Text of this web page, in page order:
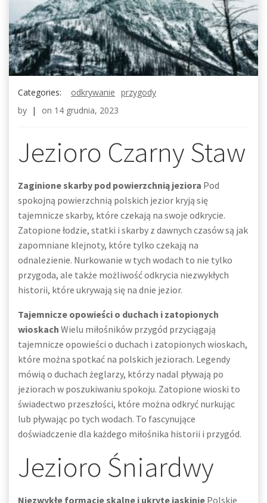
Categories: odkrywanie przygody
by | on 14 grudnia, 2023
Jezioro Czarny Staw
Zaginione skarby pod powierzchnią jeziora Pod
spokojną powierzchnią polskich jezior kryją się
tajemnicze skarby, które czekają na swoje odkrycie.
Zatopione łodzie, statki i skarby z dawnych czasów są jak
zapomniane klejnoty, które tylko czekają na
odnalezienie. Nurkowanie w tych wodach to nie tylko
przygoda, ale także możliwość odkrycia niezwykłych
historii, które ukrywają się na dnie jezior.
Tajemnicze opowieści o duchach i zatopionych
wioskach Wielu miłośników przygód przyciągają
tajemnicze opowieści o duchach i zatopionych wioskach,
które można spotkać na polskich jeziorach. Legendy
mówią o duchach żeglarzy, którzy nadal pływają po
jeziorach w poszukiwaniu spokoju. Zatopione wioski to
świadectwo przeszłości, które można odkryć nurkując
lub pływając po tych wodach. To fascynujące
doświadczenie dla każdego miłośnika historii i przygód.
Jezioro Śniardwy
Niezwykłe formacje skalne i ukryte jaskinie Polskie